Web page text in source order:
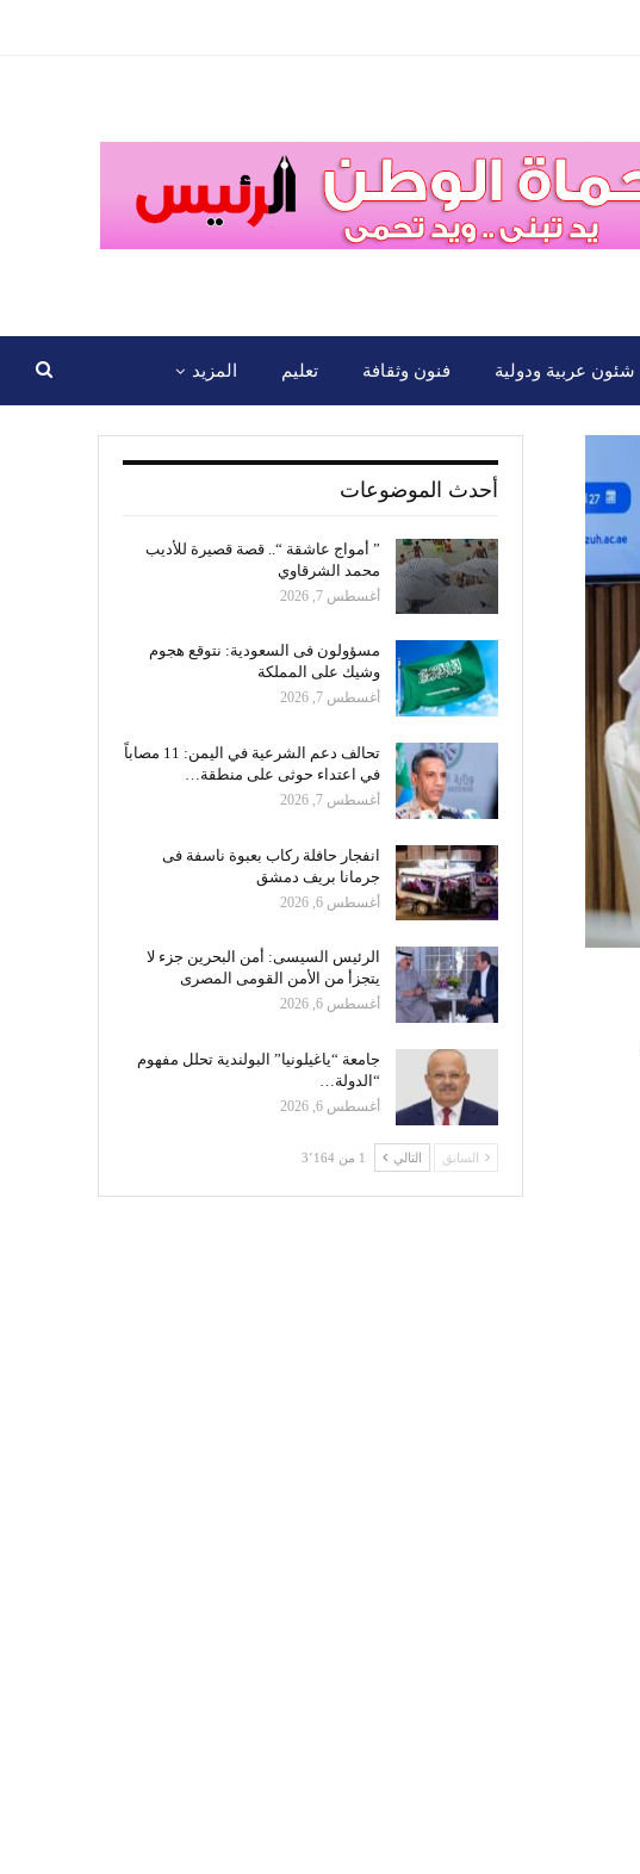
شئون عربية ودولية فنون وثقافة تعليم المزيد
أحدث الموضوعات
” أمواج عاشقة “.. قصة قصيرة للأديب
محمد الشرقاوي
أغسطس 7, 2026
مسؤولون فى السعودية: نتوقع هجوم
وشيك على المملكة
أغسطس 7, 2026
تحالف دعم الشرعية في اليمن: 11 مصاباً
في اعتداء حوثى على منطقة…
أغسطس 7, 2026
انفجار حافلة ركاب بعبوة ناسفة فى
جرمانا بريف دمشق
أغسطس 6, 2026
الرئيس السيسى: أمن البحرين جزء لا
يتجزأ من الأمن القومى المصرى
أغسطس 6, 2026
جامعة “ياغيلونيا” البولندية تحلل مفهوم
“الدولة…
أغسطس 6, 2026
السابق التالي 1 من 3٬164